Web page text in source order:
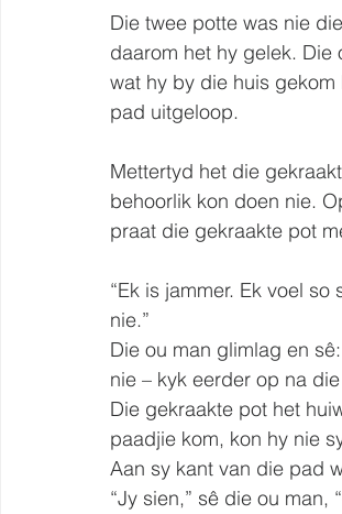
Die twee potte was nie
daarom het hy gelek.
wat hy by die huis
pad uitgeloop.
Mettertyd het die
behoorlik kon doen nie.
praat die gekraakte pot
“Ek is jammer. Ek voel
nie.”
Die ou man glimlag en
nie – kyk eerder op na
Die gekraakte pot het
paadjie kom, kon hy nie
Aan sy kant van die pad
“Jy sien,” sê die ou